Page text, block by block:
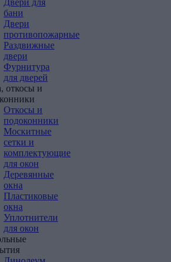
Двери для
бани
Двери
противопожарные
Раздвижные
двери
Фурнитура
для дверей
откосы и
Откосы и
подоконники
Москитные
сетки и
комплектующие
для окон
Деревянные
окна
Пластиковые
окна
Уплотнители
для окон